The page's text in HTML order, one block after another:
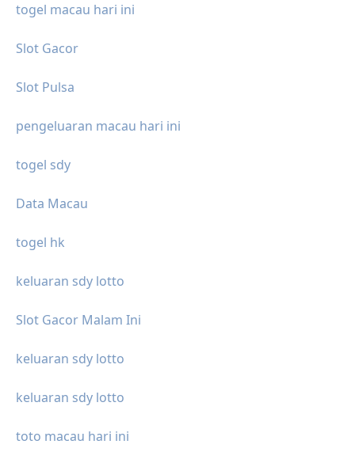
togel macau hari ini
Slot Gacor
Slot Pulsa
pengeluaran macau hari ini
togel sdy
Data Macau
togel hk
keluaran sdy lotto
Slot Gacor Malam Ini
keluaran sdy lotto
keluaran sdy lotto
toto macau hari ini